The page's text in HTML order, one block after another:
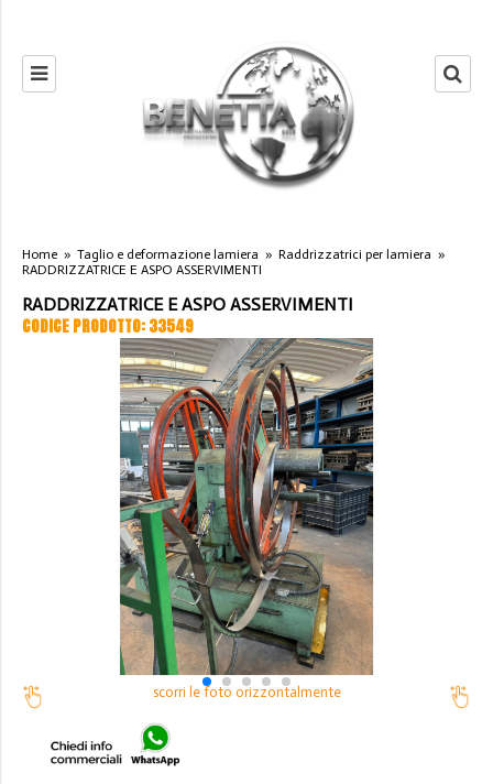
Home » Taglio e deformazione lamiera » Raddrizzatrici per lamiera »
RADDRIZZATRICE E ASPO ASSERVIMENTI
RADDRIZZATRICE E ASPO ASSERVIMENTI
CODICE PRODOTTO: 33549
scorri le foto orizzontalmente